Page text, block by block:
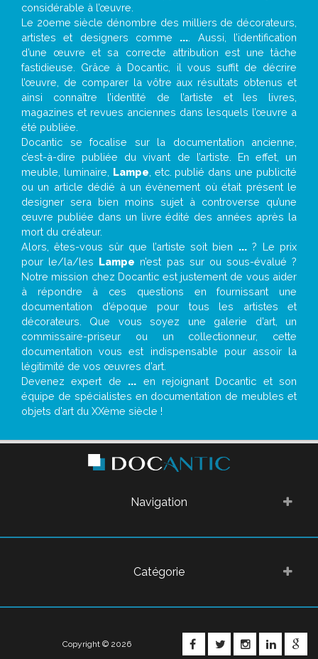
considérable à l’œuvre.
Le 20eme siècle dénombre des milliers de décorateurs,
artistes et designers comme ... . Aussi, l’identification
d’une œuvre et sa correcte attribution est une tâche
fastidieuse. Grâce à Docantic, il vous suffit de décrire
l’œuvre, de comparer la vôtre aux résultats obtenus et
ainsi connaître l’identité de l’artiste et les livres,
magazines et revues anciennes dans lesquels l’œuvre a
été publiée.
Docantic se focalise sur la documentation ancienne,
c’est-à-dire publiée du vivant de l’artiste. En effet, un
meuble, luminaire, Lampe , etc. publié dans une publicité
ou un article dédié à un évènement où était présent le
designer sera bien moins sujet à controverse qu’une
œuvre publiée dans un livre édité des années après la
mort du créateur.
Alors, êtes-vous sûr que l’artiste soit bien ...? Le prix
pour le/la/les Lampe n’est pas sur ou sous-évalué ?
Notre mission chez Docantic est justement de vous aider
à répondre à ces questions en fournissant une
documentation d’époque pour tous les artistes et
décorateurs. Que vous soyez une galerie d’art, un
commissaire-priseur ou un collectionneur, cette
documentation vous est indispensable pour assoir la
légitimité de vos œuvres d’art.
Devenez expert de ... en rejoignant Docantic et son
équipe de spécialistes en documentation de meubles et
objets d’art du XXème siècle !
Navigation
Catégorie
FACEBOOKTWITTER
Copyright © 2026